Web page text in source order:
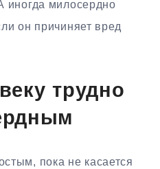
иногда милосердно
он причиняет вред
трудно
пока не касается